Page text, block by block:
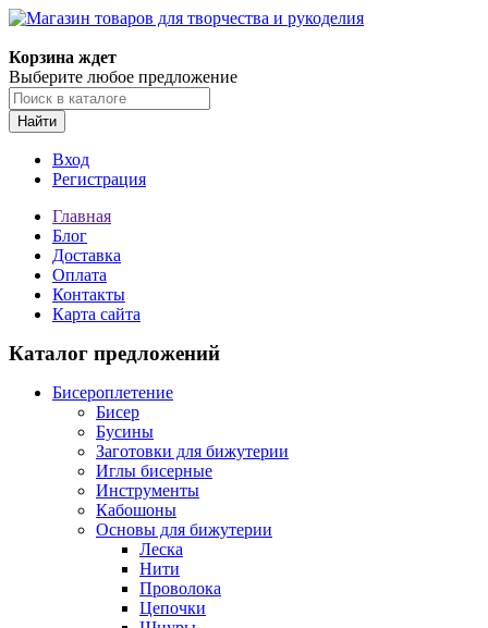
Корзина ждет
Выберите любое предложение
Найти
Вход
Регистрация
Главная
Блог
Доставка
Оплата
Контакты
Карта сайта
Каталог предложений
Бисероплетение
Бисер
Бусины
Заготовки для бижутерии
Иглы бисерные
Инструменты
Кабошоны
Основы для бижутерии
Леска
Нити
Проволока
Цепочки